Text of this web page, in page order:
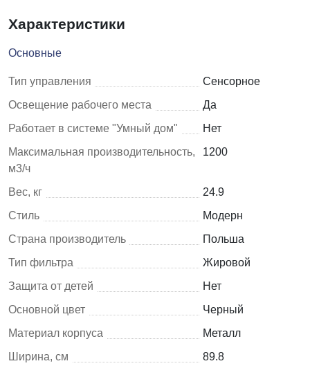
Характеристики
Основные
Тип управления
Сенсорное
Освещение рабочего места
Да
Работает в системе "Умный дом"
Нет
Максимальная производительность,
м3/ч
1200
Вес, кг
24.9
Стиль
Модерн
Страна производитель
Польша
Тип фильтра
Жировой
Защита от детей
Нет
Основной цвет
Черный
Материал корпуса
Металл
Ширина, см
89.8